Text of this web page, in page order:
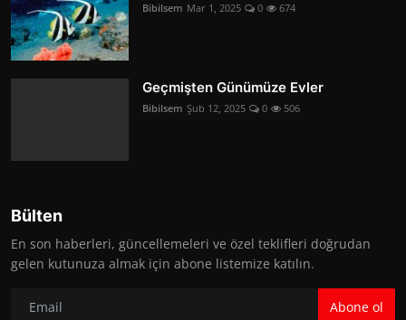
Bibilsem Mar 1, 2025 0 674
Geçmişten Günümüze Evler
Bibilsem Şub 12, 2025 0 506
Bülten
En son haberleri, güncellemeleri ve özel teklifleri doğrudan
gelen kutunuza almak için abone listemize katılın.
Abone ol